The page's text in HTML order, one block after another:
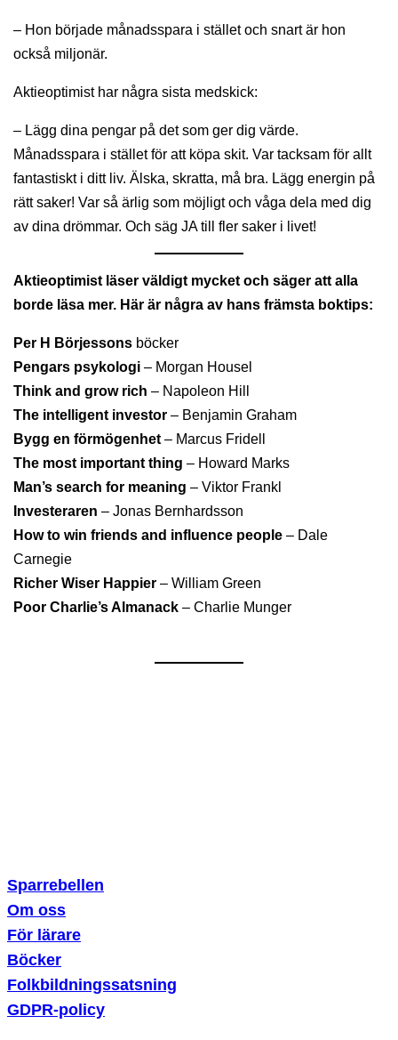
– Hon började månadsspara i stället och snart är hon
också miljonär.
Aktieoptimist har några sista medskick:
– Lägg dina pengar på det som ger dig värde.
Månadsspara i stället för att köpa skit. Var tacksam för allt
fantastiskt i ditt liv. Älska, skratta, må bra. Lägg energin på
rätt saker! Var så ärlig som möjligt och våga dela med dig
av dina drömmar. Och säg JA till fler saker i livet!
Aktieoptimist läser väldigt mycket och säger att alla
borde läsa mer. Här är några av hans främsta boktips:
Per H Börjessons böcker
Pengars psykologi – Morgan Housel
Think and grow rich– Napoleon Hill
The intelligent investor – Benjamin Graham
Bygg en förmögenhet – Marcus Fridell
The most important thing – Howard Marks
Man’s search for meaning– Viktor Frankl
Investeraren – Jonas Bernhardsson
How to win friends and influence people – Dale
Carnegie
Richer Wiser Happier – William Green
Poor Charlie’s Almanack– Charlie Munger
Sparrebellen
Om oss
För lärare
Böcker
Folkbildningssatsning
GDPR-policy